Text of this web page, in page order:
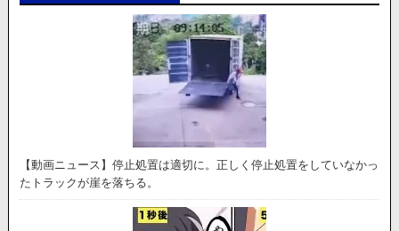
【動画ニュース】停止処置は適切に。正しく停止処置をしていなかっ
たトラックが崖を落ちる。